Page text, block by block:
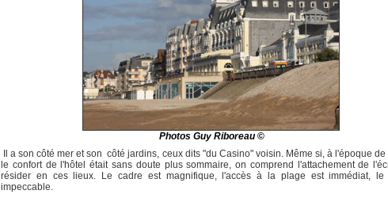
Photos Guy Riboreau ©
Il a son côté mer et son côté jardins, ceux dits "du Casino" voisin. Même si, à l'époque de
le confort de l'hôtel était sans doute plus sommaire, on comprend l'attachement de
résider en ces lieux. Le cadre est magnifique, l'accès à la plage est immédiat, le
impeccable.